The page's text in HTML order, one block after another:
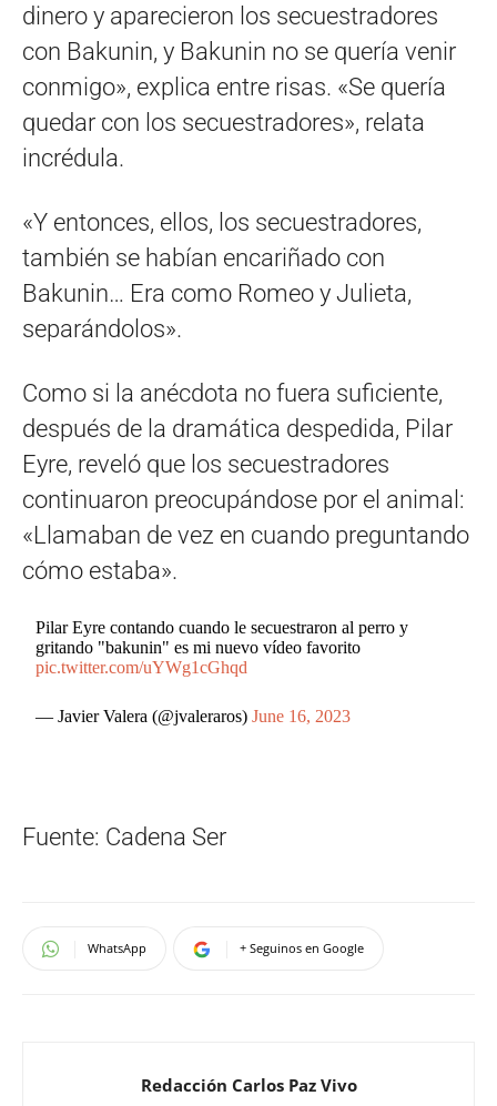
dinero y aparecieron los secuestradores
con Bakunin, y Bakunin no se quería venir
conmigo», explica entre risas. «Se quería
quedar con los secuestradores», relata
incrédula.
«Y entonces, ellos, los secuestradores,
también se habían encariñado con
Bakunin… Era como Romeo y Julieta,
separándolos».
Como si la anécdota no fuera suficiente,
después de la dramática despedida, Pilar
Eyre, reveló que los secuestradores
continuaron preocupándose por el animal:
«Llamaban de vez en cuando preguntando
cómo estaba».
Pilar Eyre contando cuando le secuestraron al perro y
gritando "bakunin" es mi nuevo vídeo favorito
pic.twitter.com/uYWg1cGhqd
— Javier Valera (@jvaleraros)June 16, 2023
Fuente: Cadena Ser
WhatsApp + Seguinos en Google
Redacción Carlos Paz Vivo